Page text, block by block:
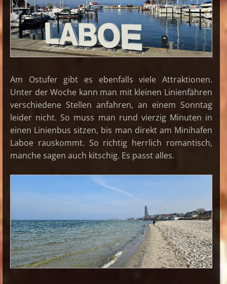
Am Ostufer gibt es ebenfalls viele Attraktionen.
Unter der Woche kann man mit kleinen Linienfähren
verschiedene Stellen anfahren, an einem Sonntag
leider nicht. So muss man rund vierzig Minuten in
einen Linienbus sitzen, bis man direkt am Minihafen
Laboe rauskommt. So richtig herrlich romantisch,
manche sagen auch kitschig. Es passt alles.